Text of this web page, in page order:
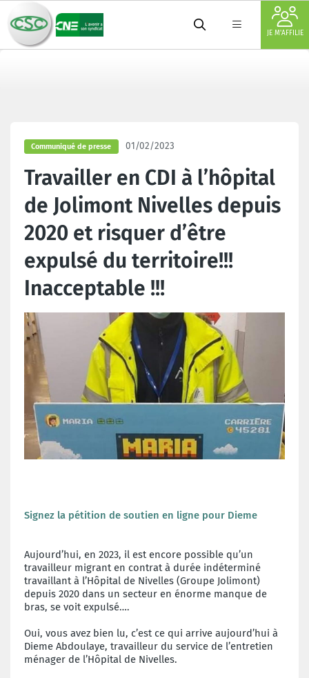
JE M'AFFILIE
Communiqué de presse 01/02/2023
Travailler en CDI à l’hôpital
de Jolimont Nivelles depuis
2020 et risquer d’être
expulsé du territoire!!!
Inacceptable !!!
Signez la pétition de soutien en ligne pour Dieme
Aujourd’hui, en 2023, il est encore possible qu’un
travailleur migrant en contrat à durée indéterminé
travaillant à l’Hôpital de Nivelles (Groupe Jolimont)
depuis 2020 dans un secteur en énorme manque de
bras, se voit expulsé….
Oui, vous avez bien lu, c’est ce qui arrive aujourd’hui à
Dieme Abdoulaye, travailleur du service de l’entretien
ménager de l’Hôpital de Nivelles.